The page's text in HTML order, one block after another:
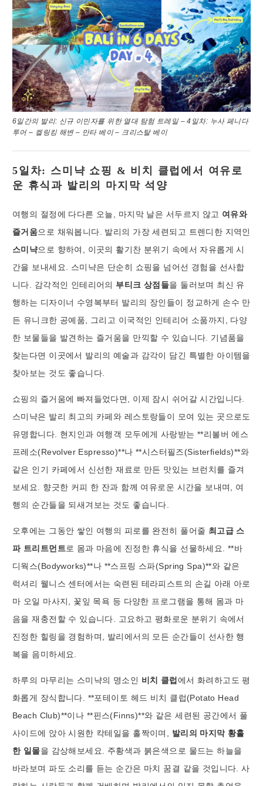
6일간의 발리: 신규 이민자를 위한 열대 탐험 트레일 – 4일차: 누사 페니다
투어 – 켈링킹 해변 – 만타 베이 – 크리스탈 베이
5일차: 스미냑 쇼핑 & 비치 클럽에서 여유로
운 휴식과 발리의 마지막 석양
여행의 절정에 다다른 오늘, 마지막 날은 서두르지 않고 여유와
즐거움으로 채워봅니다. 발리의 가장 세련되고 트렌디한 지역인
스미냑으로 향하여, 이곳의 활기찬 분위기 속에서 자유롭게 시
간을 보내세요. 스미냑은 단순히 쇼핑을 넘어선 경험을 선사합
니다. 감각적인 인테리어의 부티크 상점들을 둘러보며 최신 유
행하는 디자이너 수영복부터 발리의 장인들이 정교하게 손수 만
든 유니크한 공예품, 그리고 이국적인 인테리어 소품까지, 다양
한 보물들을 발견하는 즐거움을 만끽할 수 있습니다. 기념품을
찾는다면 이곳에서 발리의 예술과 감각이 담긴 특별한 아이템을
찾아보는 것도 좋습니다.
쇼핑의 즐거움에 빠져들었다면, 이제 잠시 쉬어갈 시간입니다.
스미냑은 발리 최고의 카페와 레스토랑들이 모여 있는 곳으로도
유명합니다. 현지인과 여행객 모두에게 사랑받는 **리볼버 에스
프레소(Revolver Espresso)**나 **시스터필즈(Sisterfields)**와
같은 인기 카페에서 신선한 재료로 만든 맛있는 브런치를 즐겨
보세요. 향긋한 커피 한 잔과 함께 여유로운 시간을 보내며, 여
행의 순간들을 되새겨보는 것도 좋습니다.
오후에는 그동안 쌓인 여행의 피로를 완전히 풀어줄 최고급 스
파 트리트먼트로 몸과 마음에 진정한 휴식을 선물하세요. **바
디웍스(Bodyworks)**나 **스프링 스파(Spring Spa)**와 같은
럭셔리 웰니스 센터에서는 숙련된 테라피스트의 손길 아래 아로
마 오일 마사지, 꽃잎 목욕 등 다양한 프로그램을 통해 몸과 마
음을 재충전할 수 있습니다. 고요하고 평화로운 분위기 속에서
진정한 힐링을 경험하며, 발리에서의 모든 순간들이 선사한 행
복을 음미하세요.
하루의 마무리는 스미냑의 명소인 비치 클럽 에서 화려하고도 평
화롭게 장식합니다. **포테이토 헤드 비치 클럽(Potato Head
Beach Club)**이나 **핀스(Finns)**와 같은 세련된 공간에서 풀
사이드에 앉아 시원한 칵테일을 홀짝이며, 발리의 마지막 황홀
한 일몰을 감상해보세요. 주황색과 붉은색으로 물드는 하늘을
바라보며 파도 소리를 듣는 순간은 마치 꿈결 같을 것입니다. 사